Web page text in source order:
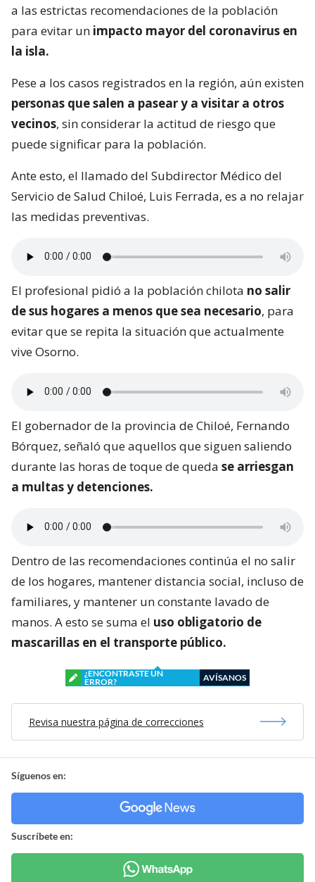
a las estrictas recomendaciones de la población
para evitar un impacto mayor del coronavirus en
la isla.
Pese a los casos registrados en la región, aún existen
personas que salen a pasear y a visitar a otros
vecinos, sin considerar la actitud de riesgo que
puede significar para la población.
Ante esto, el llamado del Subdirector Médico del
Servicio de Salud Chiloé, Luis Ferrada, es a no relajar
las medidas preventivas.
El profesional pidió a la población chilota no salir
de sus hogares a menos que sea necesario, para
evitar que se repita la situación que actualmente
vive Osorno.
El gobernador de la provincia de Chiloé, Fernando
Bórquez, señaló que aquellos que siguen saliendo
durante las horas de toque de queda se arriesgan
a multas y detenciones.
Dentro de las recomendaciones continúa el no salir
de los hogares, mantener distancia social, incluso de
familiares, y mantener un constante lavado de
manos. A esto se suma el uso obligatorio de
mascarillas en el transporte público.
¿ENCONTRASTE UN
ERROR?
AVÍSANOS
Revisa nuestra página de correcciones
Síguenos en:
Suscríbete en: